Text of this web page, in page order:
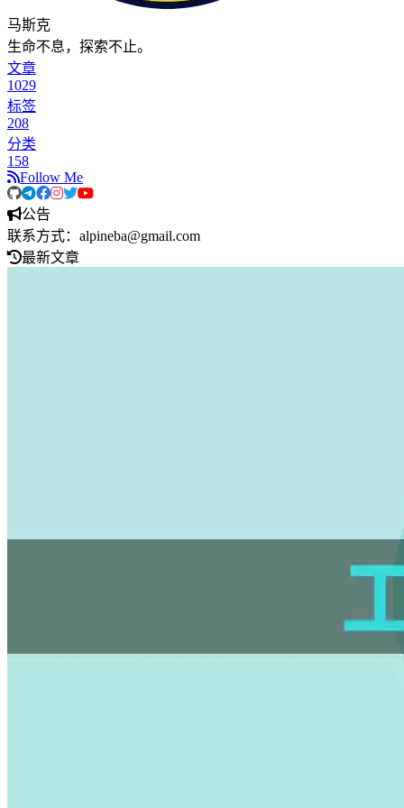
马斯克
生命不息，探索不止。
文章
1029
标签
208
分类
158
Follow Me
公告
联系方式：alpineba@gmail.com
最新文章